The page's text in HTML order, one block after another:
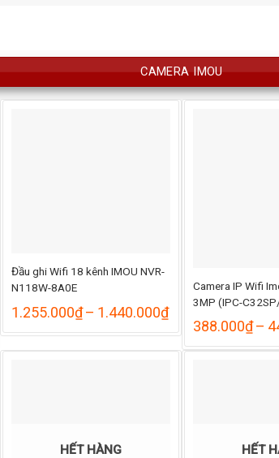
CAMERA IMOU
Đầu ghi Wifi 18 kênh IMOU NVR-
N118W-8A0E
1.255.000₫– 1.440.000₫Khoảng
giá:
từ
1.255.000₫
Camera IP Wifi
3MP (IPC-
388.000₫–
HẾT HÀNG HẾT